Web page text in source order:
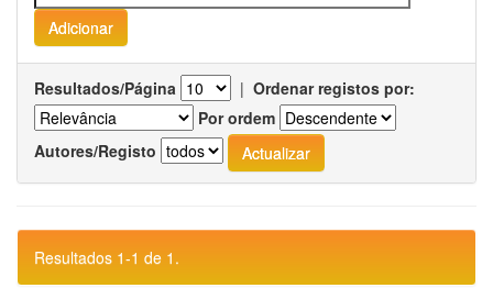
Resultados/Página | Ordenar registos por:
Por ordem
Autores/Registo
Resultados 1-1 de 1.